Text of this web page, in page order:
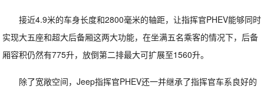
接近4.9米的车身长度和2800毫米的轴距，让指挥官PHEV能够同时
实现大五座和超大后备厢这两大功能，在坐满五名乘客的情况下，后备
厢容积仍然有775升，放倒第二排最大可扩展至1560升。
除了宽敞空间，Jeep指挥官PHEV还一并继承了指挥官车系良好的